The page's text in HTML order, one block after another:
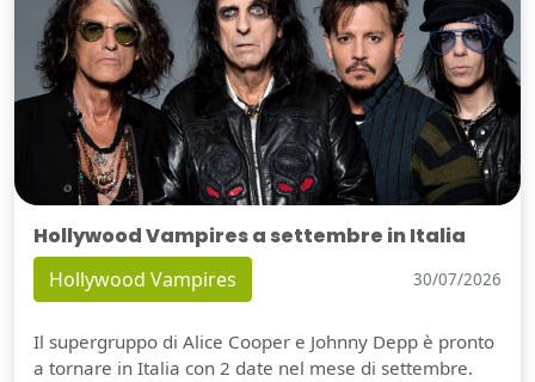
Hollywood Vampires a settembre in Italia
Hollywood Vampires 30/07/2026
Il supergruppo di Alice Cooper e Johnny Depp è pronto
a tornare in Italia con 2 date nel mese di settembre.